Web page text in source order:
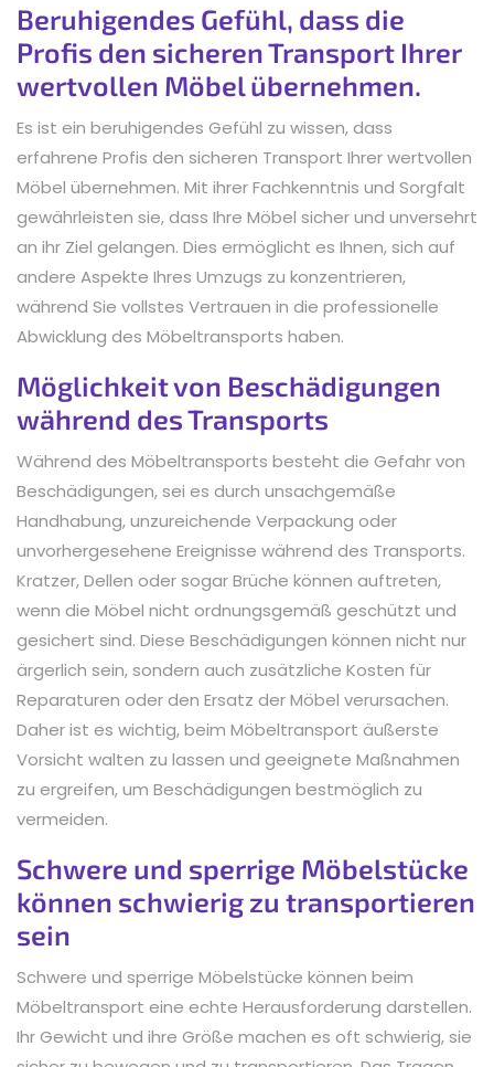
Beruhigendes Gefühl, dass die
Profis den sicheren Transport Ihrer
wertvollen Möbel übernehmen.
Es ist ein beruhigendes Gefühl zu wissen, dass
erfahrene Profis den sicheren Transport Ihrer wertvollen
Möbel übernehmen. Mit ihrer Fachkenntnis und Sorgfalt
gewährleisten sie, dass Ihre Möbel sicher und unversehrt
an ihr Ziel gelangen. Dies ermöglicht es Ihnen, sich auf
andere Aspekte Ihres Umzugs zu konzentrieren,
während Sie vollstes Vertrauen in die professionelle
Abwicklung des Möbeltransports haben.
Möglichkeit von Beschädigungen
während des Transports
Während des Möbeltransports besteht die Gefahr von
Beschädigungen, sei es durch unsachgemäße
Handhabung, unzureichende Verpackung oder
unvorhergesehene Ereignisse während des Transports.
Kratzer, Dellen oder sogar Brüche können auftreten,
wenn die Möbel nicht ordnungsgemäß geschützt und
gesichert sind. Diese Beschädigungen können nicht nur
ärgerlich sein, sondern auch zusätzliche Kosten für
Reparaturen oder den Ersatz der Möbel verursachen.
Daher ist es wichtig, beim Möbeltransport äußerste
Vorsicht walten zu lassen und geeignete Maßnahmen
zu ergreifen, um Beschädigungen bestmöglich zu
vermeiden.
Schwere und sperrige Möbelstücke
können schwierig zu transportieren
sein
Schwere und sperrige Möbelstücke können beim
Möbeltransport eine echte Herausforderung darstellen.
Ihr Gewicht und ihre Größe machen es oft schwierig, sie